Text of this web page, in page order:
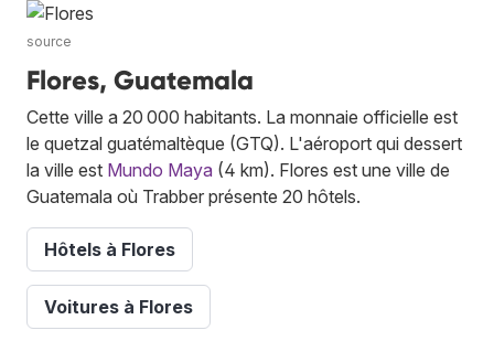
source
Flores, Guatemala
Cette ville a 20 000 habitants. La monnaie officielle est
le quetzal guatémaltèque (GTQ). L'aéroport qui dessert
la ville est Mundo Maya (4 km). Flores est une ville de
Guatemala où Trabber présente 20 hôtels.
Hôtels à Flores
Voitures à Flores